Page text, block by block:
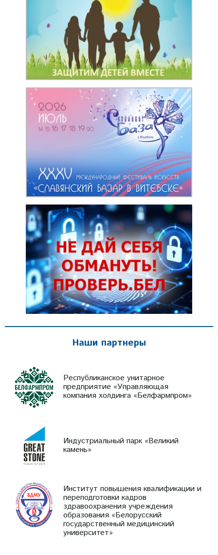
Наши партнеры
Республиканское унитарное
предприятие «Управляющая
компания холдинга «Белфармпром»
Индустриальный парк «Великий
камень»
Институт повышения квалификации и
переподготовки кадров
здравоохранения учреждения
образования «Белорусский
государственный медицинский
университет»